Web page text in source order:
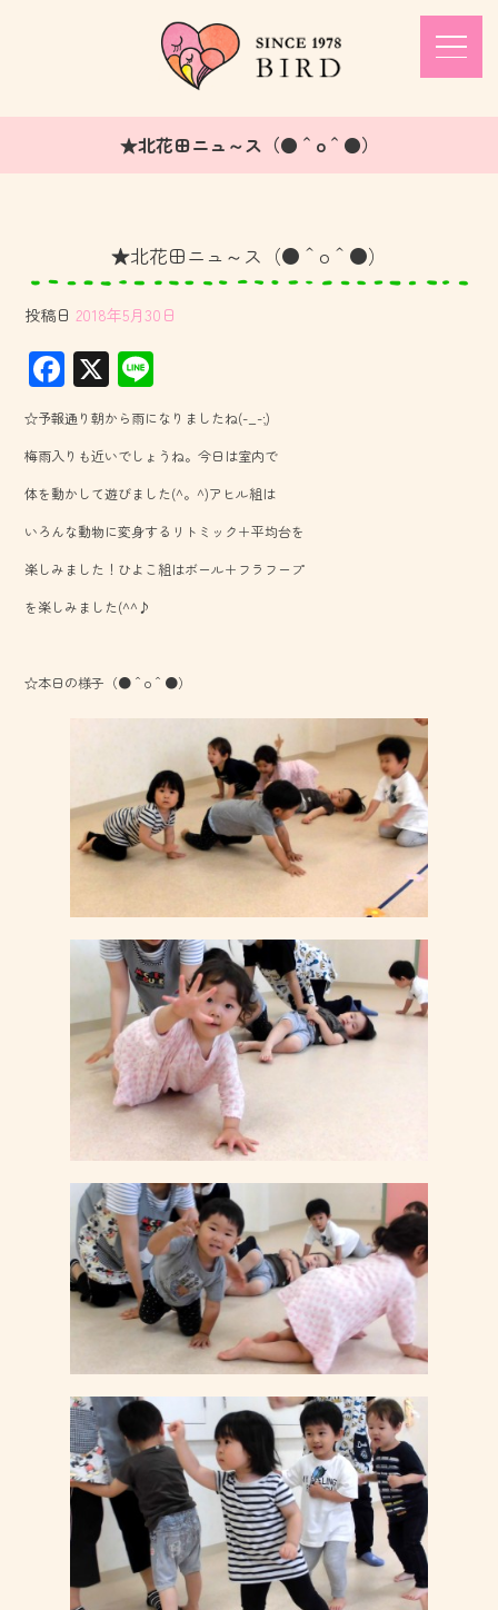
★北花田ニュ～ス（●＾o＾●）
★北花田ニュ～ス（●＾o＾●）
投稿日 2018年5月30日
F
ac
e
b
o
ok
X
ne
☆予報通り朝から雨になりましたね(-_-;)
梅雨入りも近いでしょうね。今日は室内で
体を動かして遊びました(^。^)アヒル組は
いろんな動物に変身するリトミック＋平均台を
楽しみました！ひよこ組はボール＋フラフープ
を楽しみました(^^♪
☆本日の様子（●＾o＾●）